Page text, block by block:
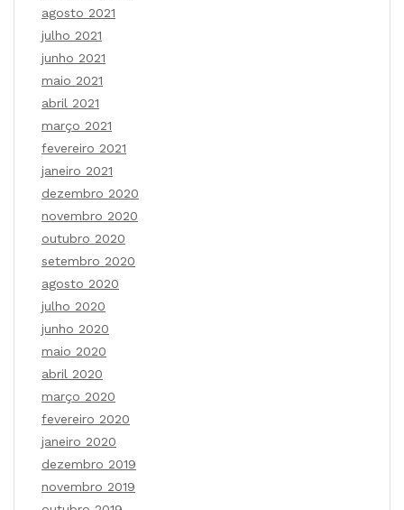
agosto 2021
julho 2021
junho 2021
maio 2021
abril 2021
março 2021
fevereiro 2021
janeiro 2021
dezembro 2020
novembro 2020
outubro 2020
setembro 2020
agosto 2020
julho 2020
junho 2020
maio 2020
abril 2020
março 2020
fevereiro 2020
janeiro 2020
dezembro 2019
novembro 2019